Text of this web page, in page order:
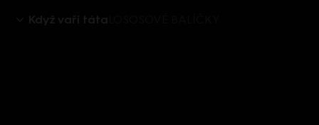
Když vaří táta